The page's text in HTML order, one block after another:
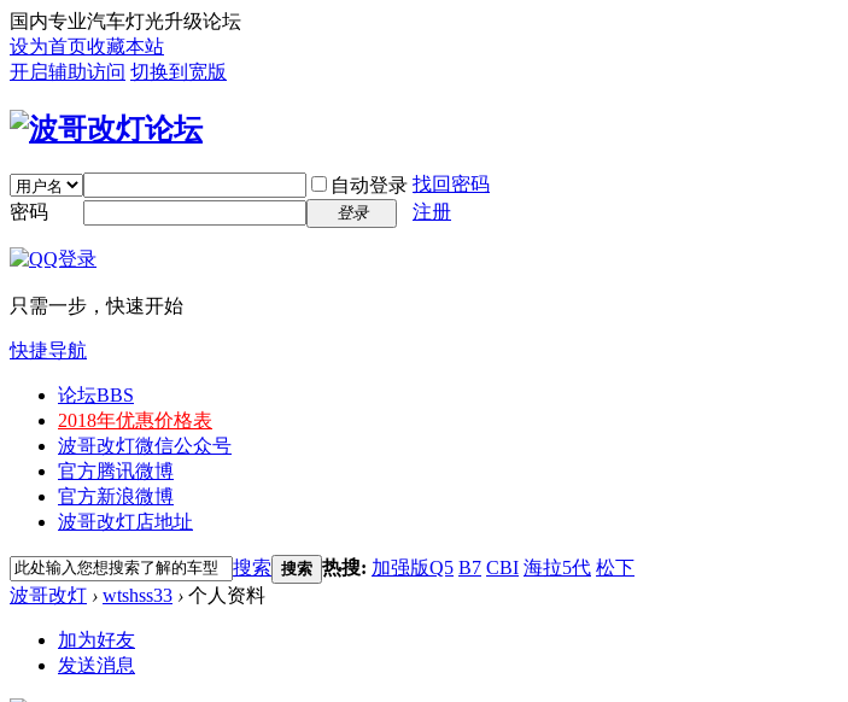
国内专业汽车灯光升级论坛
设为首页收藏本站
开启辅助访问 切换到宽版
自动登录 找回密码
密码
登录 注册
只需一步，快速开始
快捷导航
论坛BBS
2018年优惠价格表
波哥改灯微信公众号
官方腾讯微博
官方新浪微博
波哥改灯店地址
搜索 搜索 热搜: 加强版Q5 B7 CBI 海拉5代 松下
波哥改灯 › wtshss33 › 个人资料
加为好友
发送消息